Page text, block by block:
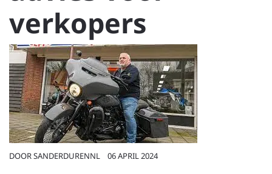
verkopers
DOORSANDERDURENNL 06 APRIL 2024